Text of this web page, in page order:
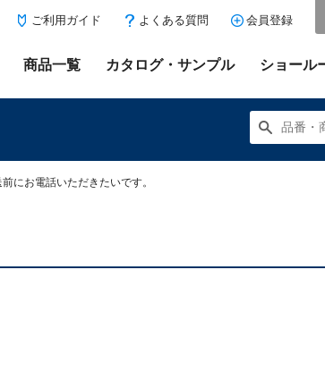
ご利用ガイド よくある質問 会員登録
商品一覧 カタログ・サンプル ショール
にお電話いただきたいです。